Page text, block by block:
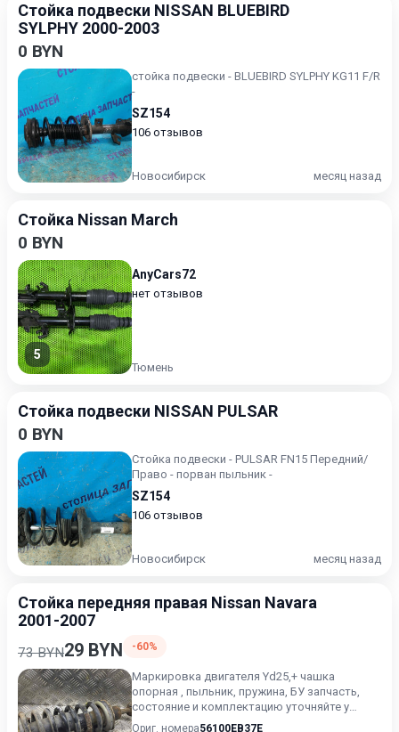
Стойка подвески NISSAN BLUEBIRD
SYLPHY 2000-2003
0 BYN
стойка подвески - BLUEBIRD SYLPHY KG11 F/R
-
SZ154
106 отзывов
Новосибирск месяц назад
Стойка Nissan March
0 BYN
5
AnyCars72
нет отзывов
Тюмень
Стойка подвески NISSAN PULSAR
0 BYN
Стойка подвески - PULSAR FN15 Передний/
Право - порван пыльник -
SZ154
106 отзывов
Новосибирск месяц назад
Стойка передняя правая Nissan Navara
2001-2007
73 BYN29 BYN -60%
Маркировка двигателя Yd25,+ чашка
опорная , пыльник, пружина, БУ запчасть,
состояние и комплектацию уточняйте у
менеджера, проверочный срок...
Ориг. номера56100EB37E